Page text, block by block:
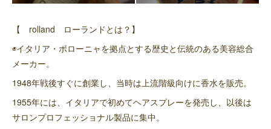
【 rolland ローランドとは？】
◉イタリア・ボローニャを拠点とする歴史と伝統のある美容総合
メーカー。
1948年戦後すぐに創業し、当時は上流階級向けに香水を販売。
1955年には、イタリアで初めてヘアスプレーを発売し、以後は
サロンプロフェッショナル製品に集中。